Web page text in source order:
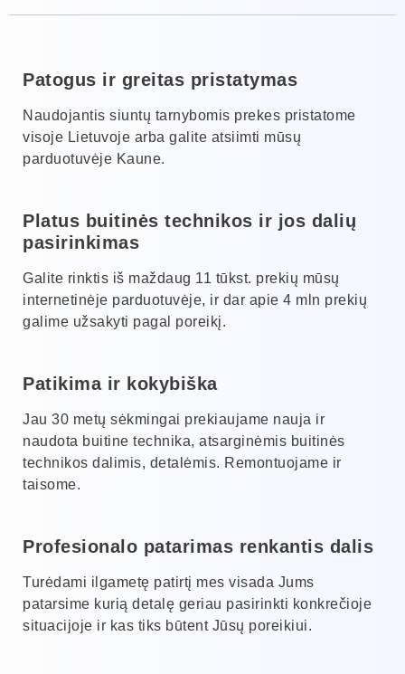
Patogus ir greitas pristatymas
Naudojantis siuntų tarnybomis prekes pristatome
visoje Lietuvoje arba galite atsiimti mūsų
parduotuvėje Kaune.
Platus buitinės technikos ir jos dalių
pasirinkimas
Galite rinktis iš maždaug 11 tūkst. prekių mūsų
internetinėje parduotuvėje, ir dar apie 4 mln prekių
galime užsakyti pagal poreikį.
Patikima ir kokybiška
Jau 30 metų sėkmingai prekiaujame nauja ir
naudota buitine technika, atsarginėmis buitinės
technikos dalimis, detalėmis. Remontuojame ir
taisome.
Profesionalo patarimas renkantis dalis
Turėdami ilgametę patirtį mes visada Jums
patarsime kurią detalę geriau pasirinkti konkrečioje
situacijoje ir kas tiks būtent Jūsų poreikiui.